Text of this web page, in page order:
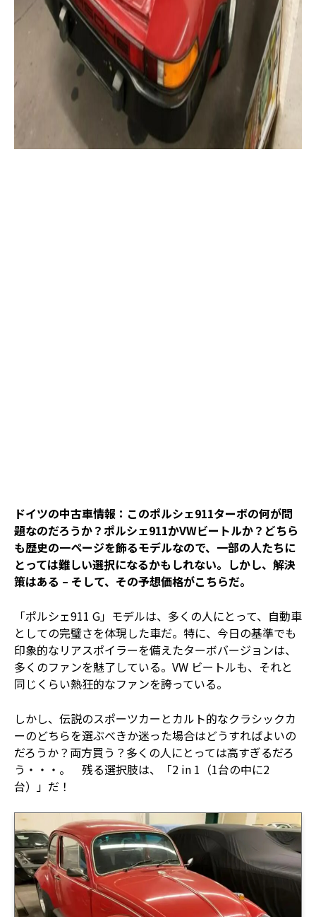
ドイツの中古車情報：このポルシェ911ターボの何が問
題なのだろうか？ポルシェ911かVWビートルか？どちら
も歴史の一ページを飾るモデルなので、一部の人たちに
とっては難しい選択になるかもしれない。しかし、解決
策はある – そして、その予想価格がこちらだ。
「ポルシェ911 G」モデルは、多くの人にとって、自動車
としての完璧さを体現した車だ。特に、今日の基準でも
印象的なリアスポイラーを備えたターボバージョンは、
多くのファンを魅了している。VW ビートルも、それと
同じくらい熱狂的なファンを誇っている。
しかし、伝説のスポーツカーとカルト的なクラシックカ
ーのどちらを選ぶべきか迷った場合はどうすればよいの
だろうか？両方買う？多くの人にとっては高すぎるだろ
う・・・。 残る選択肢は、「2 in 1（1台の中に2
台）」だ！